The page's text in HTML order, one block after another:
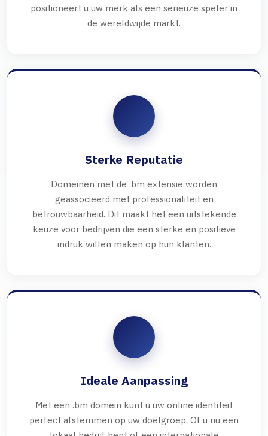
positioneert u uw merk als een serieuze speler in
de wereldwijde markt.
Sterke Reputatie
Domeinen met de .bm extensie worden
geassocieerd met professionaliteit en
betrouwbaarheid. Dit maakt het een uitstekende
keuze voor bedrijven die een sterke en positieve
indruk willen maken op hun klanten.
Ideale Aanpassing
Met een .bm domein kunt u uw online identiteit
perfect afstemmen op uw doelgroep. Of u nu een